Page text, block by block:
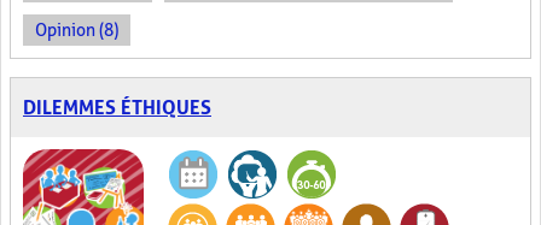
Opinion (8)
DILEMMES ÉTHIQUES